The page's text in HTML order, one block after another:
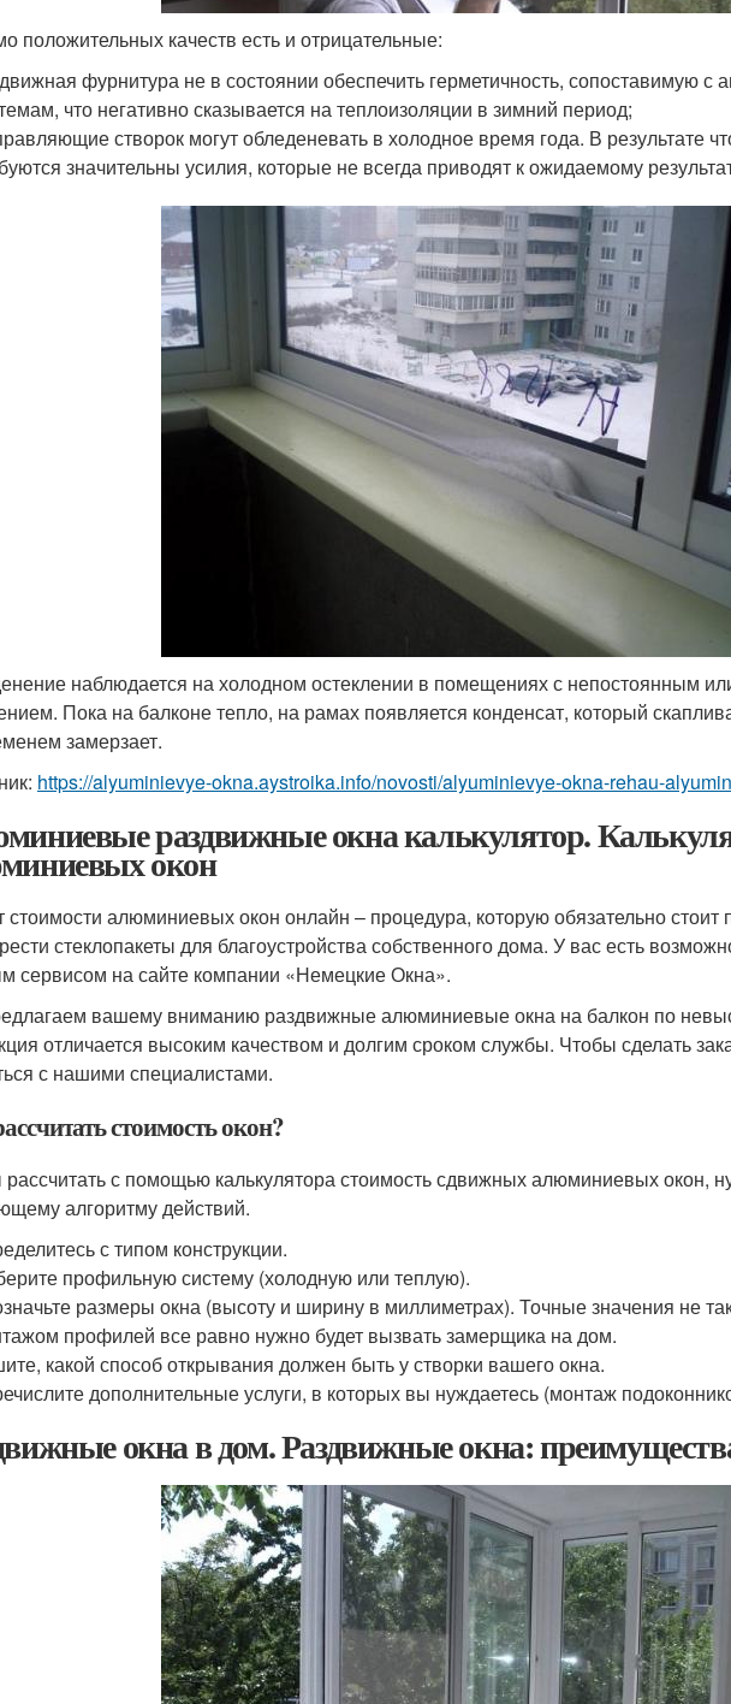
положительных качеств есть и отрицательные:
фурнитура не в состоянии обеспечить герметичность, сопоставимую с
что негативно сказывается на теплоизоляции в зимний период;
створок могут обледеневать в холодное время года. В результате
значительны усилия, которые не всегда приводят к ожидаемому
наблюдается на холодном остеклении в помещениях с непостоянным
Пока на балконе тепло, на рамах появляется конденсат, который
замерзает.
https://alyuminievye-okna.aystroika.info/novosti/alyuminievye-okna-rehau-
раздвижные окна калькулятор.
окон
стоимости алюминиевых окон онлайн – процедура, которую обязательно
стеклопакеты для благоустройства собственного дома. У вас есть
сервисом на сайте компании «Немецкие Окна».
вашему вниманию раздвижные алюминиевые окна на балкон по
отличается высоким качеством и долгим сроком службы. Чтобы сделать
с нашими специалистами.
стоимость окон?
с помощью калькулятора стоимость сдвижных алюминиевых окон,
алгоритму действий.
с типом конструкции.
профильную систему (холодную или теплую).
размеры окна (высоту и ширину в миллиметрах). Точные значения не
профилей все равно нужно будет вызвать замерщика на дом.
какой способ открывания должен быть у створки вашего окна.
дополнительные услуги, в которых вы нуждаетесь (монтаж
окна в дом. Раздвижные окна: